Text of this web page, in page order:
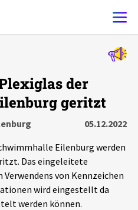
der
geritzt
05.12.2022
Eilenburg werden
Das eingeleitete
von Kennzeichen
wird eingestellt da
werden können.
Statistik